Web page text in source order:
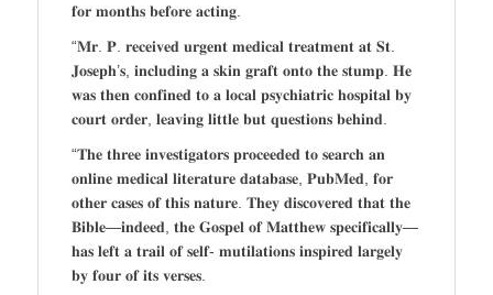
𝐟𝐨𝐫 𝐦𝐨𝐧𝐭𝐡𝐬 𝐛𝐞𝐟𝐨𝐫𝐞 𝐚𝐜𝐭𝐢𝐧𝐠.
“𝐌𝐫. 𝐏. 𝐫𝐞𝐜𝐞𝐢𝐯𝐞𝐝 𝐮𝐫𝐠𝐞𝐧𝐭 𝐦𝐞𝐝𝐢𝐜𝐚𝐥 𝐭𝐫𝐞𝐚𝐭𝐦𝐞𝐧𝐭 𝐚𝐭 𝐒𝐭.
𝐉𝐨𝐬𝐞𝐩𝐡’𝐬, 𝐢𝐧𝐜𝐥𝐮𝐝𝐢𝐧𝐠 𝐚 𝐬𝐤𝐢𝐧 𝐠𝐫𝐚𝐟𝐭 𝐨𝐧𝐭𝐨 𝐭𝐡𝐞 𝐬𝐭𝐮𝐦𝐩. 𝐇𝐞
𝐰𝐚𝐬 𝐭𝐡𝐞𝐧 𝐜𝐨𝐧𝐟𝐢𝐧𝐞𝐝 𝐭𝐨 𝐚 𝐥𝐨𝐜𝐚𝐥 𝐩𝐬𝐲𝐜𝐡𝐢𝐚𝐭𝐫𝐢𝐜 𝐡𝐨𝐬𝐩𝐢𝐭𝐚𝐥 𝐛𝐲
𝐜𝐨𝐮𝐫𝐭 𝐨𝐫𝐝𝐞𝐫, 𝐥𝐞𝐚𝐯𝐢𝐧𝐠 𝐥𝐢𝐭𝐭𝐥𝐞 𝐛𝐮𝐭 𝐪𝐮𝐞𝐬𝐭𝐢𝐨𝐧𝐬 𝐛𝐞𝐡𝐢𝐧𝐝.
“𝐓𝐡𝐞 𝐭𝐡𝐫𝐞𝐞 𝐢𝐧𝐯𝐞𝐬𝐭𝐢𝐠𝐚𝐭𝐨𝐫𝐬 𝐩𝐫𝐨𝐜𝐞𝐞𝐝𝐞𝐝 𝐭𝐨 𝐬𝐞𝐚𝐫𝐜𝐡 𝐚𝐧
𝐨𝐧𝐥𝐢𝐧𝐞 𝐦𝐞𝐝𝐢𝐜𝐚𝐥 𝐥𝐢𝐭𝐞𝐫𝐚𝐭𝐮𝐫𝐞 𝐝𝐚𝐭𝐚𝐛𝐚𝐬𝐞, 𝐏𝐮𝐛𝐌𝐞𝐝, 𝐟𝐨𝐫
𝐨𝐭𝐡𝐞𝐫 𝐜𝐚𝐬𝐞𝐬 𝐨𝐟 𝐭𝐡𝐢𝐬 𝐧𝐚𝐭𝐮𝐫𝐞. 𝐓𝐡𝐞𝐲 𝐝𝐢𝐬𝐜𝐨𝐯𝐞𝐫𝐞𝐝 𝐭𝐡𝐚𝐭 𝐭𝐡𝐞
𝐁𝐢𝐛𝐥𝐞—𝐢𝐧𝐝𝐞𝐞𝐝, 𝐭𝐡𝐞 𝐆𝐨𝐬𝐩𝐞𝐥 𝐨𝐟 𝐌𝐚𝐭𝐭𝐡𝐞𝐰 𝐬𝐩𝐞𝐜𝐢𝐟𝐢𝐜𝐚𝐥𝐥𝐲—
𝐡𝐚𝐬 𝐥𝐞𝐟𝐭 𝐚 𝐭𝐫𝐚𝐢𝐥 𝐨𝐟 𝐬𝐞𝐥𝐟- 𝐦𝐮𝐭𝐢𝐥𝐚𝐭𝐢𝐨𝐧𝐬 𝐢𝐧𝐬𝐩𝐢𝐫𝐞𝐝 𝐥𝐚𝐫𝐠𝐞𝐥𝐲
𝐛𝐲 𝐟𝐨𝐮𝐫 𝐨𝐟 𝐢𝐭𝐬 𝐯𝐞𝐫𝐬𝐞𝐬.